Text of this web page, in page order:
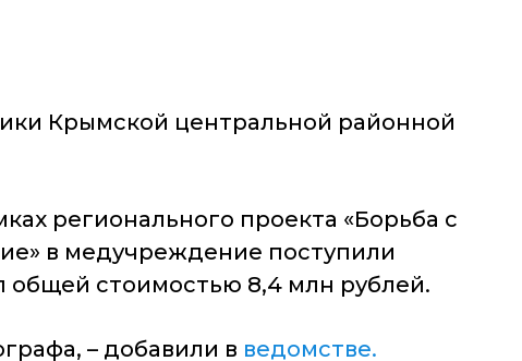
Крымской центральной районной
регионального проекта «Борьба с
в медучреждение поступили
общей стоимостью 8,4 млн рублей.
– добавили в ведомстве.